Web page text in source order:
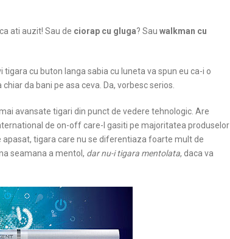
ati auzit! Sau de ciorap cu gluga? Sau walkman cu
cu buton langa sabia cu luneta va spun eu ca-i o
da bani pe asa ceva. Da, vorbesc serios.
avansate tigari din punct de vedere tehnologic. Are
de on-off care-l gasiti pe majoritatea produselor
tigara care nu se diferentiaza foarte mult de
seamana a mentol, dar nu-i tigara mentolata, daca va